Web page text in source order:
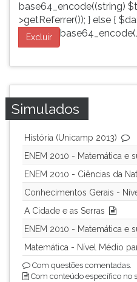
base64_encode((string)
>getReferrer()); } else {
Excluir
Simulados
História (Unicamp 2013)
ENEM 2010 - Matemática e
ENEM 2010 - Ciências da
Conhecimentos Gerais -
A Cidade e as Serras
ENEM 2010 - Matemática e
Matemática - Nível Médio
Com questões comentadas.
Com conteúdo específico no